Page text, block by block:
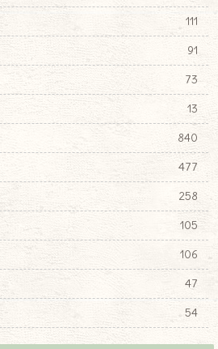
111
91
73
13
840
477
258
105
106
47
54